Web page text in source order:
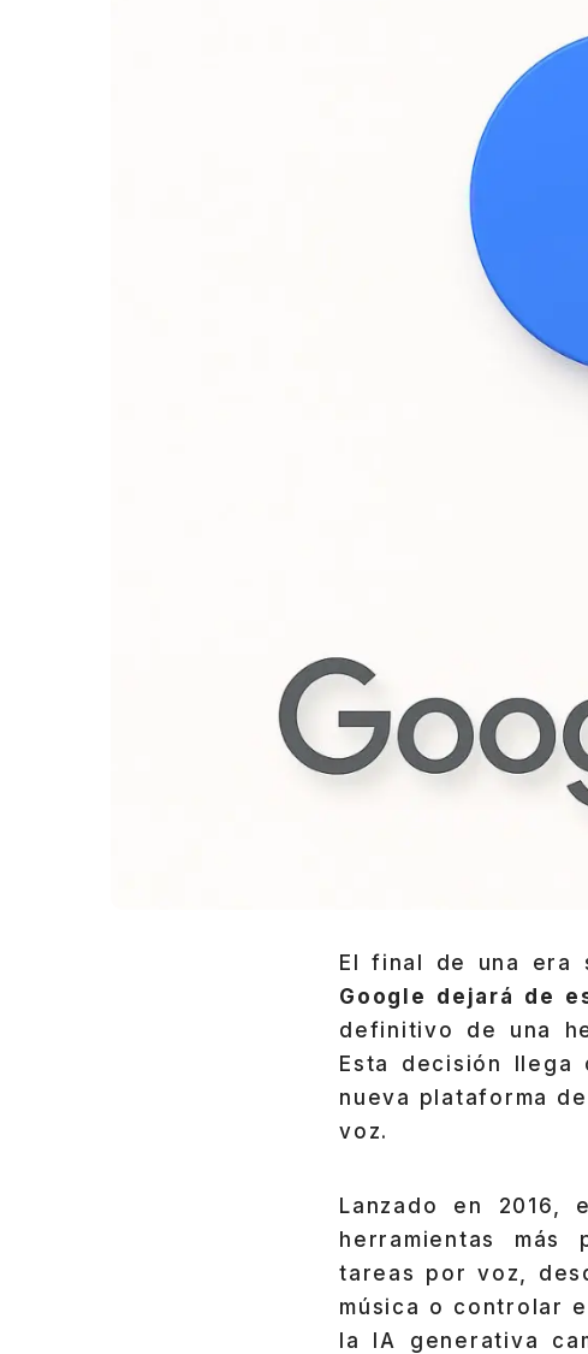
El final de una era
Google dejará de
definitivo de una
Esta decisión
nueva plataforma
voz.
Lanzado en 2016,
herramientas más
tareas por voz,
música o controlar
la IA generativa